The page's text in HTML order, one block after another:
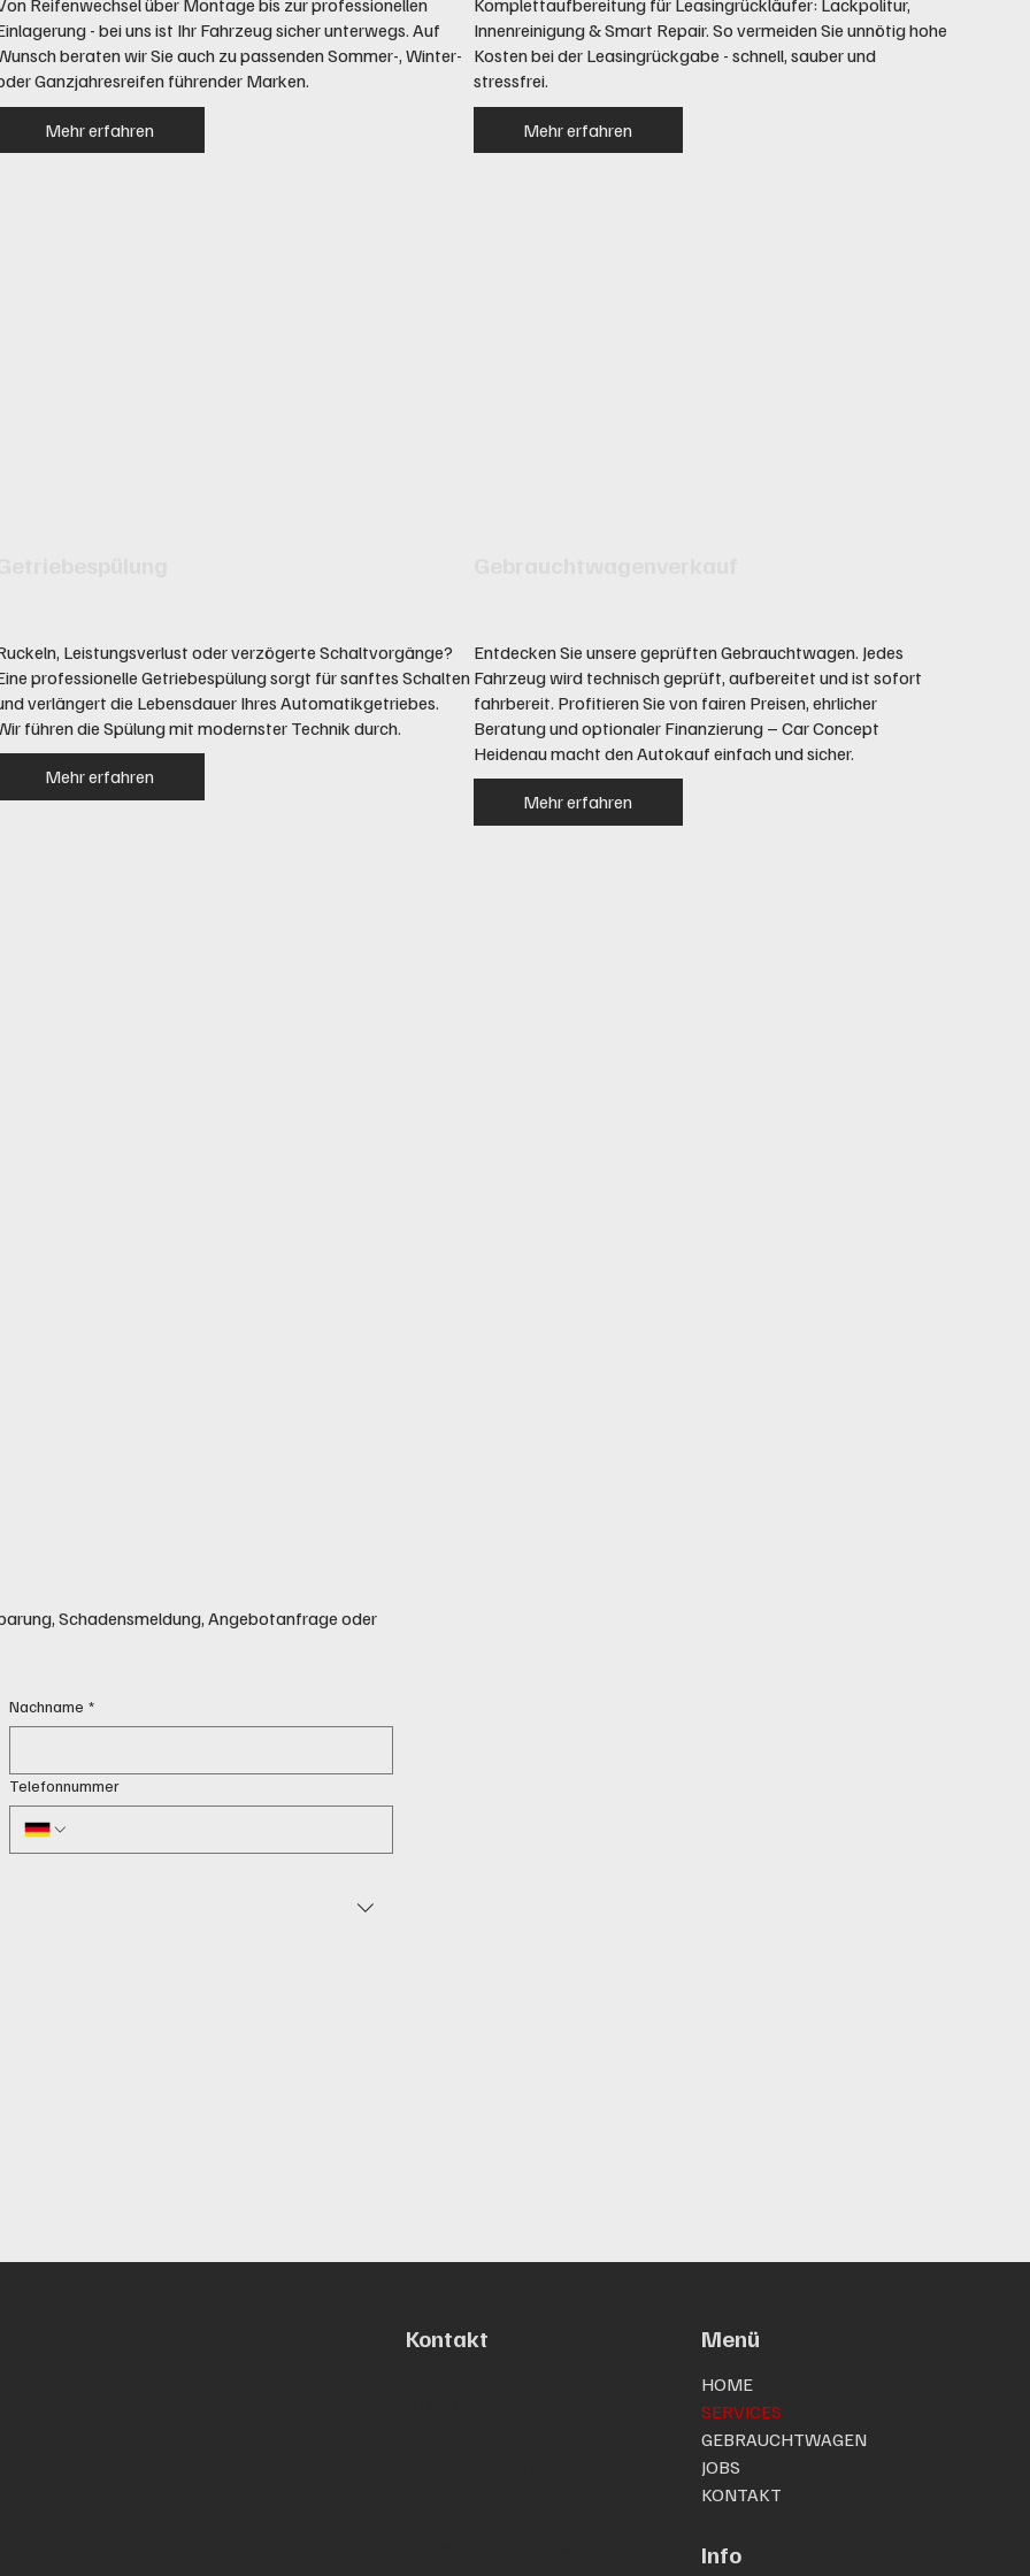
Reifenwechsel über Montage bis zur professionellen
- bei uns ist Ihr Fahrzeug sicher unterwegs. Auf
beraten wir Sie auch zu passenden Sommer-, Winter-
Ganzjahresreifen führender Marken.
Mehr erfahren
Komplettaufbereitung für Leasingrückläufer: Lackpolitur,
Innenreinigung & Smart Repair. So vermeiden Sie unnötig hohe
Kosten bei der Leasingrückgabe - schnell, sauber und
stressfrei.
Mehr erfahren
Leistungsverlust oder verzögerte Schaltvorgänge?
professionelle Getriebespülung sorgt für sanftes Schalten
verlängert die Lebensdauer Ihres Automatikgetriebes.
führen die Spülung mit modernster Technik durch.
Mehr erfahren
Entdecken Sie unsere geprüften Gebrauchtwagen. Jedes
Fahrzeug wird technisch geprüft, aufbereitet und ist sofort
fahrbereit. Profitieren Sie von fairen Preisen, ehrlicher
Beratung und optionaler Finanzierung – Car Concept
Heidenau macht den Autokauf einfach und sicher.
Mehr erfahren
Schadensmeldung, Angebotanfrage oder
Nachname *
Telefonnummer
Kontakt Menü
HOME
SERVICES
GEBRAUCHTWAGEN
JOBS
KONTAKT
Info